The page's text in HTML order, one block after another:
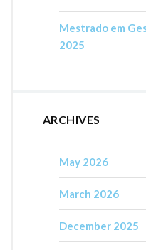
Mestrado em
2025
ARCHIVES
May 2026
March 2026
December 2025